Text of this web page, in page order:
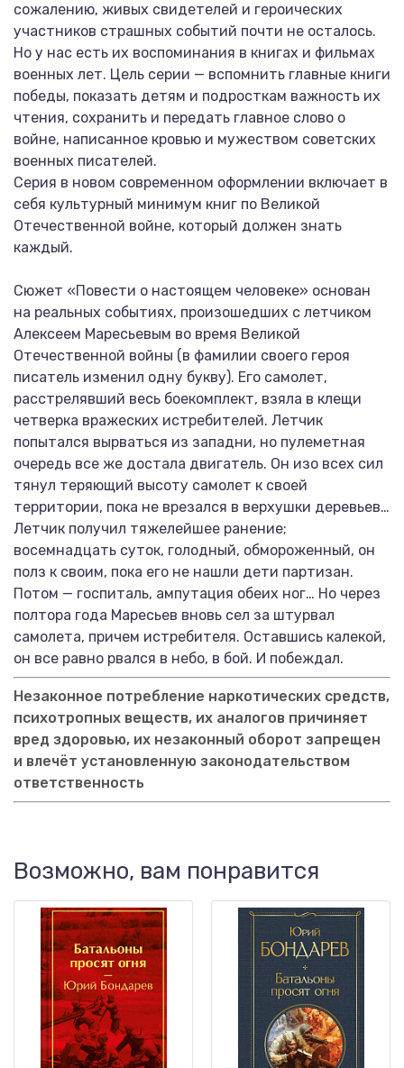
сожалению, живых свидетелей и героических
участников страшных событий почти не осталось.
Но у нас есть их воспоминания в книгах и фильмах
военных лет. Цель серии — вспомнить главные книги
победы, показать детям и подросткам важность их
чтения, сохранить и передать главное слово о
войне, написанное кровью и мужеством советских
военных писателей.
Серия в новом современном оформлении включает в
себя культурный минимум книг по Великой
Отечественной войне, который должен знать
каждый.
Сюжет «Повести о настоящем человеке» основан
на реальных событиях, произошедших с летчиком
Алексеем Маресьевым во время Великой
Отечественной войны (в фамилии своего героя
писатель изменил одну букву). Его самолет,
расстрелявший весь боекомплект, взяла в клещи
четверка вражеских истребителей. Летчик
попытался вырваться из западни, но пулеметная
очередь все же достала двигатель. Он изо всех сил
тянул теряющий высоту самолет к своей
территории, пока не врезался в верхушки деревьев…
Летчик получил тяжелейшее ранение;
восемнадцать суток, голодный, обмороженный, он
полз к своим, пока его не нашли дети партизан.
Потом — госпиталь, ампутация обеих ног… Но через
полтора года Маресьев вновь сел за штурвал
самолета, причем истребителя. Оставшись калекой,
он все равно рвался в небо, в бой. И побеждал.
Незаконное потребление наркотических средств,
психотропных веществ, их аналогов причиняет
вред здоровью, их незаконный оборот запрещен
и влечёт установленную законодательством
ответственность
Возможно, вам понравится